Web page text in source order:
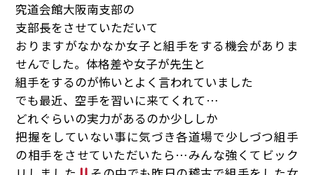
究道会館大阪南支部の
支部長をさせていただいて
おりますがなかなか女子と組手をする機会がありま
せんでした。体格差や女子が先生と
組手をするのが怖いとよく言われていました
でも最近、空手を習いに来てくれて…
どれぐらいの実力があるのか少ししか
把握をしていない事に気づき各道場で少しづつ組手
の相手をさせていただいたら…みんな強くてビック